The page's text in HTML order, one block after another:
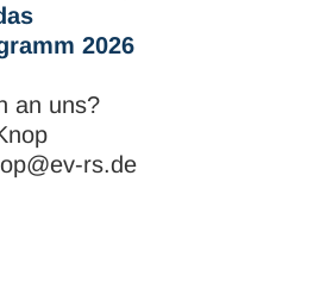
2026
an uns?
rs.de